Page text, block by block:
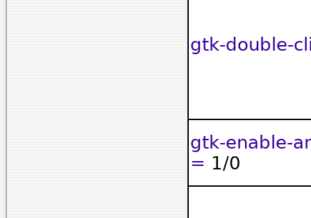
gtk-double-
gtk-enable-
= 1/0